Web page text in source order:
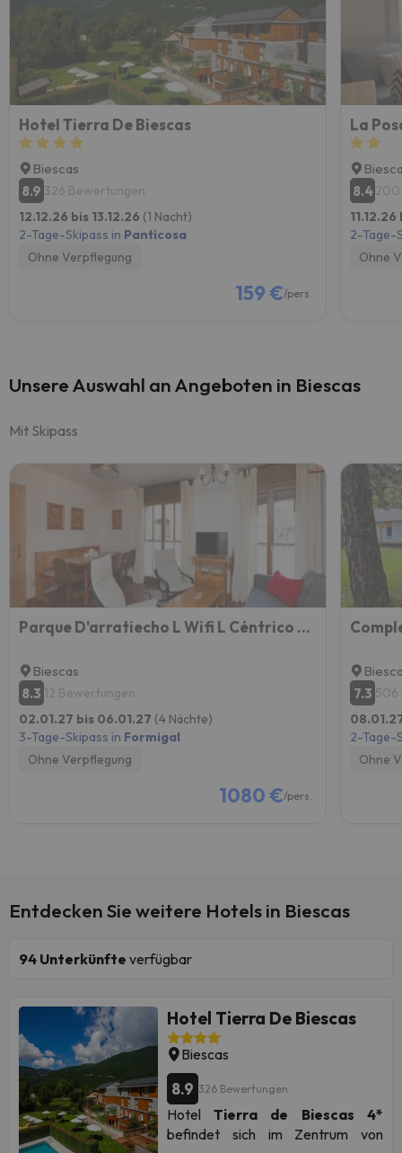
Hotel Tierra De Biescas
Biescas
8.9 326 Bewertungen
12.12.26 bis 13.12.26 (1 Nacht)
2-Tage-Skipass in Panticosa
Ohne Verpflegung
159 €/pers.
La
8.4200
2-Tage-
Ohne
Unsere Auswahl an Angeboten in Biescas
Mit Skipass
Parque D'arratiecho L Wifi L Céntrico L Amplio
Biescas
8.3 12 Bewertungen
02.01.27 bis 06.01.27 (4 Nächte)
3-Tage-Skipass in Formigal
Ohne Verpflegung
1080 €/pers.
7.3 506
2-Tage-
Ohne
Entdecken Sie weitere Hotels in Biescas
94 Unterkünfte verfügbar
Hotel Tierra De Biescas
Biescas
8.9 326 Bewertungen
Hotel Tierra de Biescas 4*
befindet sich im Zentrum von